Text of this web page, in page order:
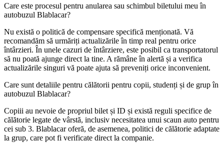
Care este procesul pentru anularea sau schimbul biletului meu în
autobuzul Blablacar?
Nu există o politică de compensare specifică menționată. Vă
recomandăm să urmăriți actualizările în timp real pentru orice
întârzieri. În unele cazuri de întârziere, este posibil ca transportatorul
să nu poată ajunge direct la tine. A rămâne în alertă și a verifica
actualizările singuri vă poate ajuta să preveniți orice inconvenient.
Care sunt detaliile pentru călătorii pentru copii, studenți și de grup în
autobuzul Blablacar?
Copiii au nevoie de propriul bilet și ID și există reguli specifice de
călătorie legate de vârstă, inclusiv necesitatea unui scaun auto pentru
cei sub 3. Blablacar oferă, de asemenea, politici de călătorie adaptate
la grup, care pot fi verificate direct la companie.